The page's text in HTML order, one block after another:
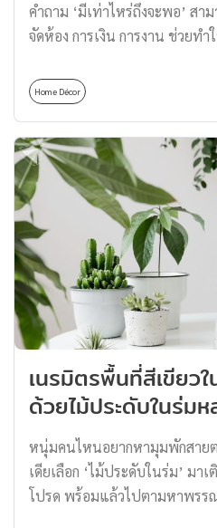
คำถาม ‘มีเท่าไหร่ถึงจะพอ’ สา
จัดห้อง การเงิน การงาน ช่วยท
Home Décor
เนรมิตรพื้นที่สีเขียวใ
ด้วยไม้ประดับในร่ม
หนุ่มคนไหนอยากหามุมพักสาย
เดียเลือก ‘ไม้ประดับในร่ม’ ม
โปรด พร้อมแล้วไปตามหาพรร